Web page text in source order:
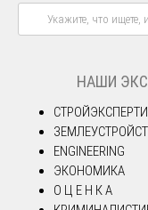
НАШИ
ENGINEERING
ЭКОНОМИКА
О Ц Е Н К А